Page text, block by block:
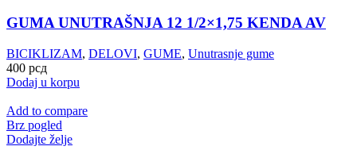
GUMA UNUTRAŠNJA 12 1/2×1,75 KENDA AV
BICIKLIZAM, DELOVI, GUME, Unutrasnje gume
400 рсд
Dodaj u korpu
Add to compare
Brz pogled
Dodajte želje